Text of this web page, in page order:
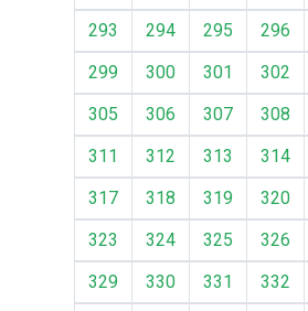
293
294 295 296
299
300 301 302
305
306 307 308
311
312 313 314
317
318 319 320
323
324 325 326
329
330 331 332